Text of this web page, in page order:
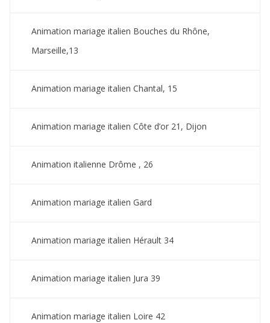
Animation mariage italien Bouches du Rhône,
Marseille,13
Animation mariage italien Chantal, 15
Animation mariage italien Côte d’or 21, Dijon
Animation italienne Drôme , 26
Animation mariage italien Gard
Animation mariage italien Hérault 34
Animation mariage italien Jura 39
Animation mariage italien Loire 42